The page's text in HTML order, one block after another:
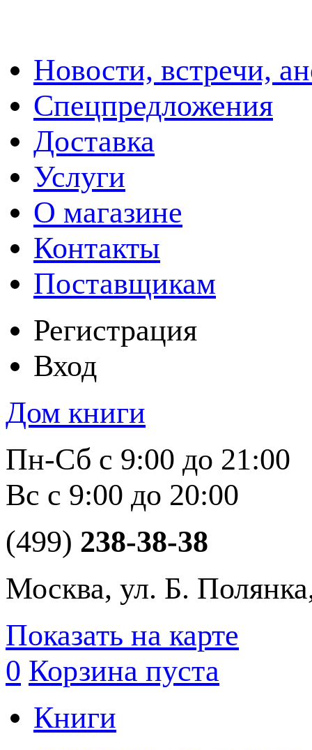
Новости, встречи,
Спецпредложения
Доставка
Услуги
О магазине
Контакты
Поставщикам
Регистрация
Вход
Дом книги
Пн-Сб с 9:00 до 21:00
Вс с 9:00 до 20:00
(499) 238-38-38
Москва, ул. Б.
Показать на карте
0 Корзина пуста
Книги